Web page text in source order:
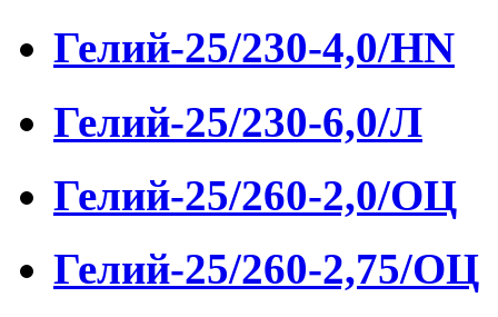
Гелий-25/230-4,0/HN
Гелий-25/230-6,0/Л
Гелий-25/260-2,0/ОЦ
Гелий-25/260-2,75/ОЦ